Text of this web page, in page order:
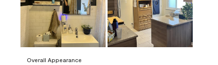
Overall Appearance